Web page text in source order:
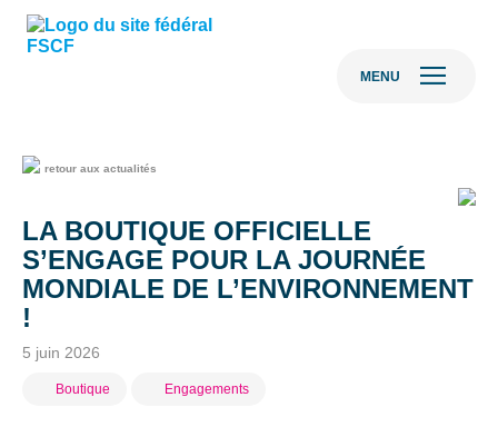
MENU
retour aux actualités
LA BOUTIQUE OFFICIELLE
S’ENGAGE POUR LA JOURNÉE
MONDIALE DE L’ENVIRONNEMENT
!
5 juin 2026
Boutique Engagements